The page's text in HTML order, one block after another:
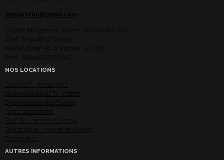
NOS LOCATIONS
AUTRES INFORMATIONS